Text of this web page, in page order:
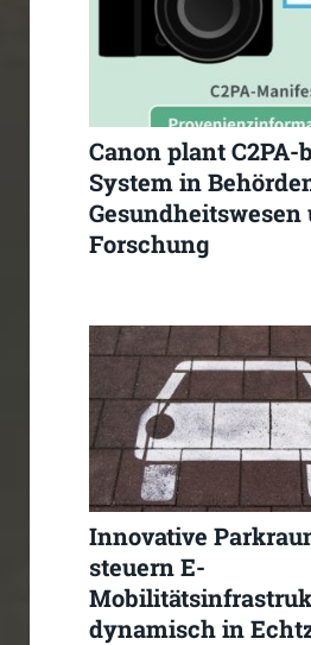
Canon plant C2PA-
System in
Gesundheitswesen
Forschung
Innovative
steuern E-
dynamisch in